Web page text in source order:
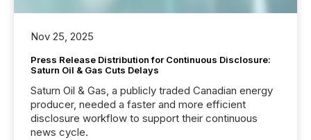
Nov 25, 2025
Press Release Distribution for Continuous Disclosure:
Saturn Oil & Gas Cuts Delays
Saturn Oil & Gas, a publicly traded Canadian energy
producer, needed a faster and more efficient
disclosure workflow to support their continuous
news cycle.